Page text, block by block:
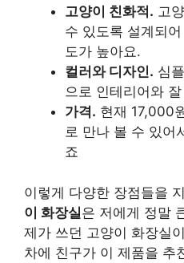
고양이 친화적. 고
수 있도록 설계되
도가 높아요.
컬러와 디자인. 심
으로 인테리어와
가격. 현재 17,000
로 만나 볼 수 있어
죠
이렇게 다양한 장점들을
이 화장실은 저에게 정말
제가 쓰던 고양이 화장실
차에 친구가 이 제품을 추